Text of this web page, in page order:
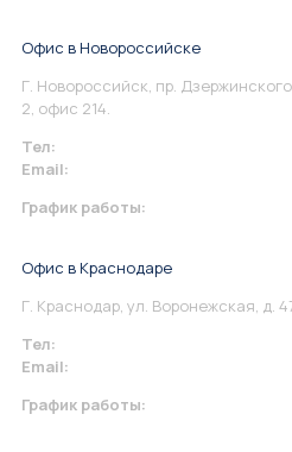
Офис в Новороссийске
Г. Новороссийск, пр.
2, офис 214.
Тел:
Email:
График работы:
Офис в Краснодаре
Г. Краснодар, ул. Воронежская, д.
Тел:
Email:
График работы: